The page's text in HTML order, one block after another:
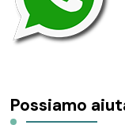
Possiamo